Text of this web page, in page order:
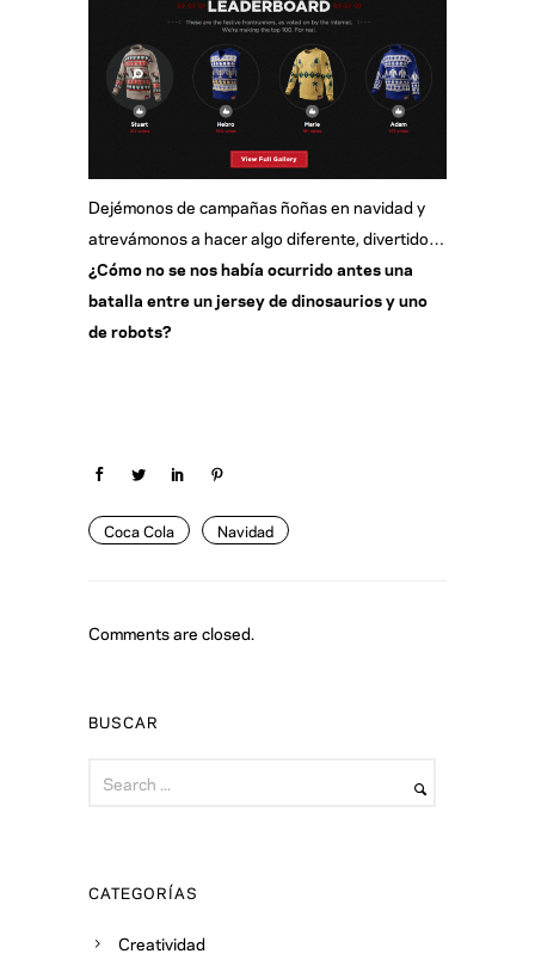
Dejémonos de campañas ñoñas en navidad y
atrevámonos a hacer algo diferente, divertido…
¿Cómo no se nos había ocurrido antes una
batalla entre un jersey de dinosaurios y uno
de robots?
Coca Cola Navidad
Comments are closed.
BUSCAR
CATEGORÍAS
Creatividad